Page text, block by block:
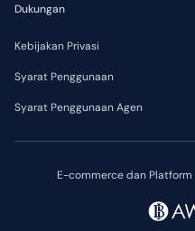
E-commerce dan Platform
Dukungan
Kebijakan Privasi
Syarat Penggunaan
Syarat Penggunaan Agen